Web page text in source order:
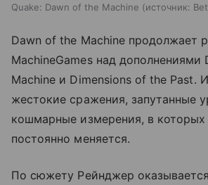
Quake: Dawn of the Machine источник:
Dawn of the Machine продолжает
MachineGames над дополнениями
Machine и Dimensions of the Past.
жестокие сражения, запутанные
кошмарные измерения, в которых
постоянно меняется.
По сюжету Рейнджер